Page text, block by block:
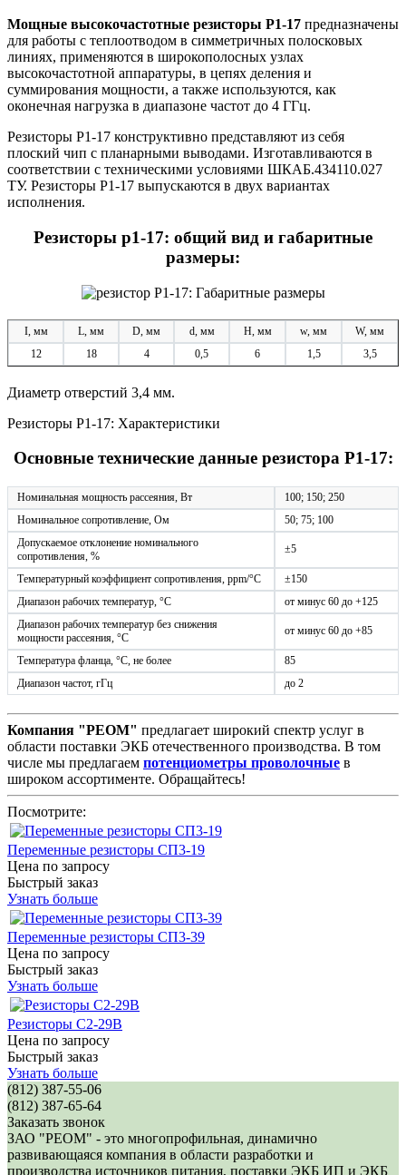
Мощные высокочастотные резисторы Р1-17 предназначены
для работы с теплоотводом в симметричных полосковых
линиях, применяются в широкополосных узлах
высокочастотной аппаратуры, в цепях деления и
суммирования мощности, а также используются, как
оконечная нагрузка в диапазоне частот до 4 ГГц.
Резисторы Р1-17 конструктивно представляют из себя
плоский чип с планарными выводами. Изготавливаются в
соответствии с техническими условиями ШКАБ.434110.027
ТУ. Резисторы Р1-17 выпускаются в двух вариантах
исполнения.
Резисторы р1-17: общий вид и габаритные
размеры:
I, мм L, мм D, мм d, мм H, мм w, мм
W, мм
12
18 4 0,5 6 1,5 3,5
Диаметр отверстий 3,4 мм.
Резисторы Р1-17: Характеристики
Основные технические данные резистора Р1-17:
Номинальная мощность рассеяния, Вт
100; 150; 250
Номинальное сопротивление, Ом
50; 75; 100
Допускаемое отклонение номинального
сопротивления, %
±5
Температурный коэффициент сопротивления, ppm/°С
±150
Диапазон рабочих температур, °С
от минус 60 до +125
Диапазон рабочих температур без снижения
мощности рассеяния, °С
от минус 60 до +85
Температура фланца, °С, не более
85
Диапазон частот, гГц
до 2
Компания "РЕОМ" предлагает широкий спектр услуг в
области поставки ЭКБ отечественного производства. В том
числе мы предлагаем потенциометры проволочные в
широком ассортименте. Обращайтесь!
Посмотрите:
Переменные резисторы СП3-19
Цена по запросу
Быстрый заказ
Узнать больше
Переменные резисторы СП3-39
Цена по запросу
Быстрый заказ
Узнать больше
Резисторы С2-29В
Цена по запросу
Быстрый заказ
Узнать больше
(812) 387-55-06
(812) 387-65-64
Заказать звонок
ЗАО "РЕОМ" - это многопрофильная, динамично
развивающаяся компания в области разработки и
производства источников питания, поставки ЭКБ ИП и ЭКБ